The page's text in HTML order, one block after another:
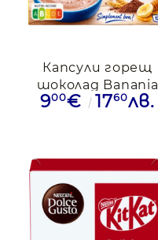
Капсули горещ
шоколад Banania
съвместими с
900€ 1760лв.